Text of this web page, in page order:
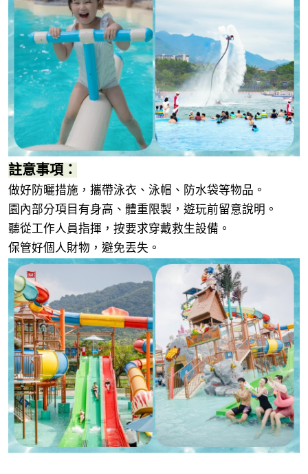
註意事項：
做好防曬措施，攜帶泳衣、泳帽、防水袋等物品。
園內部分項目有身高、體重限製，遊玩前留意說明。
聽從工作人員指揮，按要求穿戴救生設備。
保管好個人財物，避免丟失。